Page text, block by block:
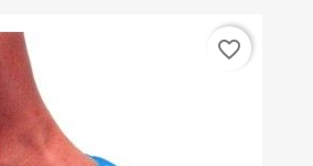
favorite_border